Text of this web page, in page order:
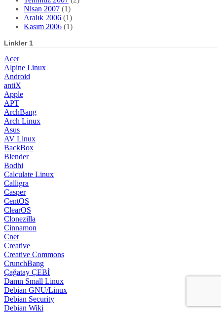
Nisan 2007 (1)
Aralık 2006 (1)
Kasım 2006 (1)
Linkler 1
Acer
Alpine Linux
Android
antiX
Apple
APT
ArchBang
Arch Linux
Asus
AV Linux
BackBox
Blender
Bodhi
Calculate Linux
Calligra
Casper
CentOS
ClearOS
Clonezilla
Cinnamon
Cnet
Creative
Creative Commons
CrunchBang
Çağatay ÇEBİ
Damn Small Linux
Debian GNU/Linux
Debian Security
Debian Wiki